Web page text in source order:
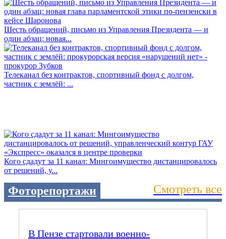
Шесть обращений, письмо из Управления Президента — и
один абзац: новая...
Телеканал без контрактов, спортивный фонд с долгом,
частник с землёй: ...
Кого сдадут за 11 канал: Мингоимущество дистанцировалось
от решений, у...
Фоторепортажи Смотреть все
В Пензе стартовали военно-